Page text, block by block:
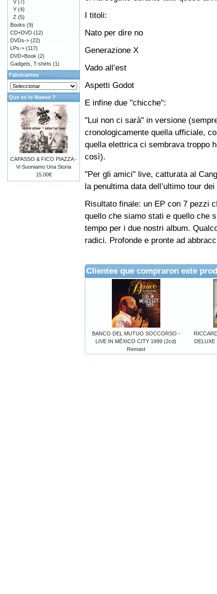
I titoli:
Nato per dire no
Generazione X
Vado all’est
Aspetti Godot
E infine due "chicche":
"Lui non ci sarà" in versione
cronologicamente quella ufficiale,
quella elettrica ci sembrava troppo
così).
"Per gli amici" live, catturata al
la penultima data dell’ultimo tour
Risultato finale: un EP con 7 pezzi
quello che siamo stati e quello che
tempo per i due nostri album.
radici. Profonde e pronte ad
Clientes que compraron este
BANCO DEL MUTUO SOCCORSO -
LIVE IN MÉXICO CITY 1999 (2cd)
Remast
V (7)
Y (4)
Z (5)
Books (9)
CD+DVD (12)
DVDs-> (22)
LPs-> (117)
DVD+Book (2)
Gadgets, T-shirts (1)
Fabricantes
Que es lo Nuevo ?
CAPASSO & FICO PIAZZA -
Vi Suoniamo Una Storia
15.00€